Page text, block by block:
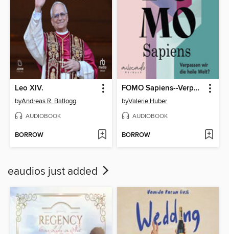
Leo XIV.
byAndreas R. Batlogg
AUDIOBOOK
BORROW
FOMO Sapiens--Verpassen wir die heile Welt?
byValerie Huber
AUDIOBOOK
BORROW
eaudios just added